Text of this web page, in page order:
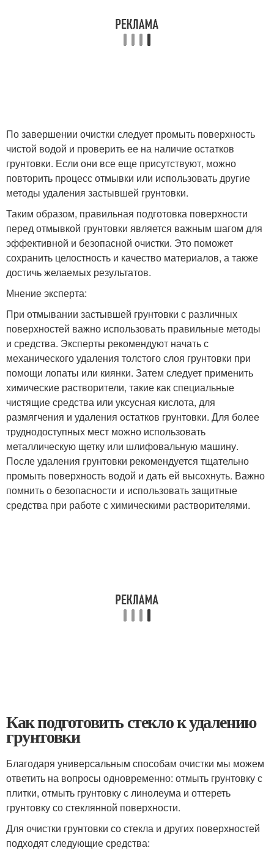
По завершении очистки следует промыть поверхность
чистой водой и проверить ее на наличие остатков
грунтовки. Если они все еще присутствуют, можно
повторить процесс отмывки или использовать другие
методы удаления застывшей грунтовки.
Таким образом, правильная подготовка поверхности
перед отмывкой грунтовки является важным шагом для
эффективной и безопасной очистки. Это поможет
сохранить целостность и качество материалов, а также
достичь желаемых результатов.
Мнение эксперта:
При отмывании застывшей грунтовки с различных
поверхностей важно использовать правильные методы
и средства. Эксперты рекомендуют начать с
механического удаления толстого слоя грунтовки при
помощи лопаты или киянки. Затем следует применить
химические растворители, такие как специальные
чистящие средства или уксусная кислота, для
размягчения и удаления остатков грунтовки. Для более
труднодоступных мест можно использовать
металлическую щетку или шлифовальную машину.
После удаления грунтовки рекомендуется тщательно
промыть поверхность водой и дать ей высохнуть. Важно
помнить о безопасности и использовать защитные
средства при работе с химическими растворителями.
Как подготовить стекло к удалению
грунтовки
Благодаря универсальным способам очистки мы можем
ответить на вопросы одновременно: отмыть грунтовку с
плитки, отмыть грунтовку с линолеума и оттереть
грунтовку со стеклянной поверхности.
Для очистки грунтовки со стекла и других поверхностей
подходят следующие средства: